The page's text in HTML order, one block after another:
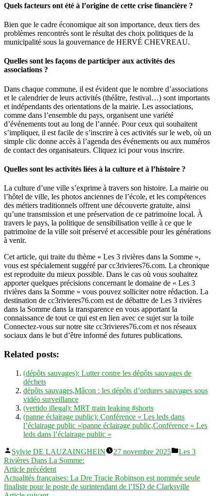
Quels facteurs ont été à l’origine de cette crise financière ?
Bien que le cadre économique ait son importance, deux tiers des
problèmes rencontrés sont le résultat des choix politiques de la
municipalité sous la gouvernance de HERVÉ CHEVREAU.
Quelles sont les façons de participer aux activités des
associations ?
Dans chaque commune, il est évident que le nombre d’associations
et le calendrier de leurs activités (théâtre, festival…) sont importants
et indépendants des orientations de la mairie. Les associations,
comme dans l’ensemble du pays, organisent une variété
d’événements tout au long de l’année. Pour ceux qui souhaitent
s’impliquer, il est facile de s’inscrire à ces activités sur le web, où un
simple clic donne accès à l’agenda des événements ou aux numéros
de contact des organisateurs. Cliquez ici pour vous inscrire.
Quelles sont les activités liées à la culture et à l’histoire ?
La culture d’une ville s’exprime à travers son histoire. La mairie ou
l’hôtel de ville, les photos anciennes de l’école, et les compétences
des métiers traditionnels offrent une découverte gratuite, ainsi
qu’une transmission et une préservation de ce patrimoine local. À
travers le pays, la politique de sensibilisation veille à ce que le
patrimoine de la ville soit préservé et accessible pour les générations
à venir.
Cet article, qui traite du thème « Les 3 rivières dans la Somme »,
vous est spécialement suggéré par cc3rivieres76.com. La chronique
est reproduite du mieux possible. Dans le cas où vous souhaitez
apporter quelques précisions concernant le domaine de « Les 3
rivières dans la Somme » vous pouvez solliciter notre rédaction. La
destination de cc3rivieres76.com est de débattre de Les 3 rivières
dans la Somme dans la transparence en vous apportant la
connaissance de tout ce qui est en lien avec ce sujet sur la toile
Connectez-vous sur notre site cc3rivieres76.com et nos réseaux
sociaux dans le but d’être informé des futures publications.
Related posts:
(dépôts sauvages): Lutter contre les dépôts sauvages de
déchets
dépôts sauvages,Mâcon : les dépôts d’ordures sauvages sous
vidéo surveillance
(vertido illegal): MRT train leaking #shorts
(panne éclairage public): Conférence « Les leds dans
l’éclairage public »|panne éclairage public,Conférence « Les
leds dans l’éclairage public »
Publié
par
Sylvie DE LAUZAINGHEIN 27 novembre 2025
Publié
Les 3
Rivières Dans La Somme:
Navigation
de
Article précédentArticle
précédent :
Actualités françaises: La Dre Tracie Robinson est nommée seule
finaliste pour le poste de surintendant de l’ISD de Clarksville